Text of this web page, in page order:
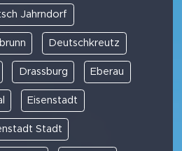
Jahrndorf
Deutschkreutz
Drassburg Eberau
Eisenstadt
Stadt